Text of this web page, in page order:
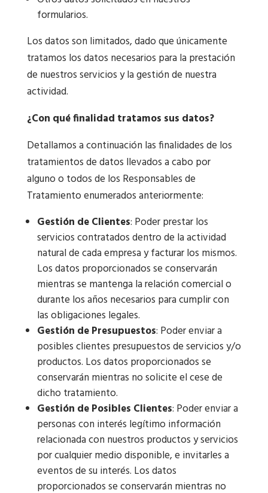
formularios.
Los datos son limitados, dado que únicamente
tratamos los datos necesarios para la prestación
de nuestros servicios y la gestión de nuestra
actividad.
¿Con qué finalidad tratamos sus datos?
Detallamos a continuación las finalidades de los
tratamientos de datos llevados a cabo por
alguno o todos de los Responsables de
Tratamiento enumerados anteriormente:
Gestión de Clientes: Poder prestar los
servicios contratados dentro de la actividad
natural de cada empresa y facturar los mismos.
Los datos proporcionados se conservarán
mientras se mantenga la relación comercial o
durante los años necesarios para cumplir con
las obligaciones legales.
Gestión de Presupuestos: Poder enviar a
posibles clientes presupuestos de servicios y/o
productos. Los datos proporcionados se
conservarán mientras no solicite el cese de
dicho tratamiento.
Gestión de Posibles Clientes: Poder enviar a
personas con interés legítimo información
relacionada con nuestros productos y servicios
por cualquier medio disponible, e invitarles a
eventos de su interés. Los datos
proporcionados se conservarán mientras no